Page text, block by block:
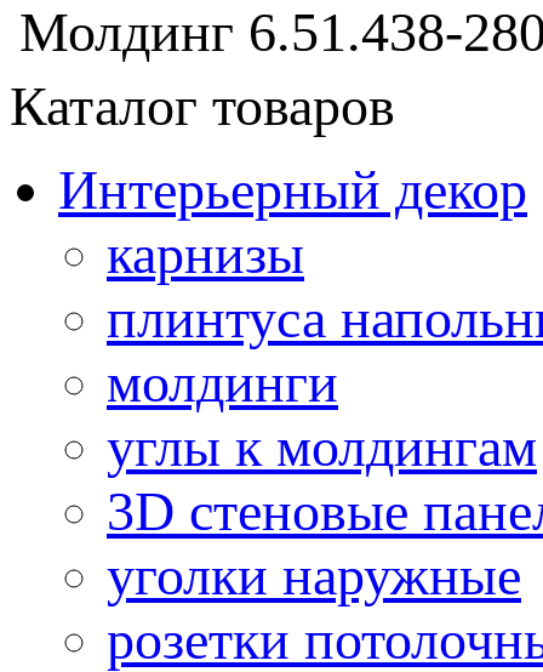
Молдинг 6.51.438-
Каталог товаров
Интерьерный декор
карнизы
плинтуса
молдинги
углы к молдингам
3D стеновые
уголки наружные
розетки